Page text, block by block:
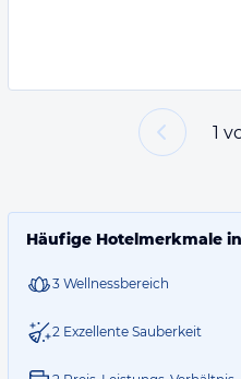
1
Häufige Hotelmerkmale
3 Wellnessbereich
2 Exzellente Sauberkeit